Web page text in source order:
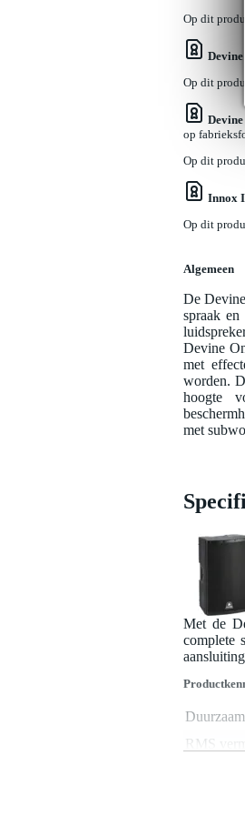
Op dit
Op dit
op
Op dit
Innox
Op dit
Algemeen
De
spraak
Devine
met
worden.
hoogte
met
Met de
complete
RMS